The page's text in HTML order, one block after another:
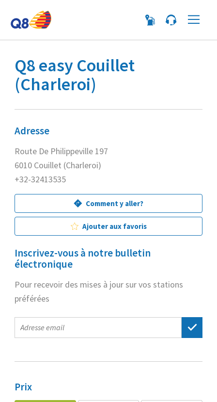
Q8 easy Couillet
(Charleroi)
Adresse
Route De Philippeville 197
6010 Couillet (Charleroi)
+32-32413535
Comment y aller?
Ajouter aux favoris
Inscrivez-vous à notre bulletin
électronique
Pour recevoir des mises à jour sur vos stations
préférées
E-
mail
Prix